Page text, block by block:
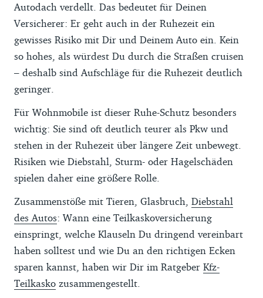
Autodach verdellt. Das bedeutet für Deinen
Versicherer: Er geht auch in der Ruhezeit ein
gewisses Risiko mit Dir und Deinem Auto ein. Kein
so hohes, als würdest Du durch die Straßen cruisen
– deshalb sind Aufschläge für die Ruhezeit deutlich
geringer.
Für Wohnmobile ist dieser Ruhe-Schutz besonders
wichtig: Sie sind oft deutlich teurer als Pkw und
stehen in der Ruhezeit über längere Zeit unbewegt.
Risiken wie Diebstahl, Sturm- oder Hagelschäden
spielen daher eine größere Rolle.
Zusammenstöße mit Tieren, Glasbruch, Diebstahl
des Autos: Wann eine Teilkaskoversicherung
einspringt, welche Klauseln Du dringend vereinbart
haben solltest und wie Du an den richtigen Ecken
sparen kannst, haben wir Dir im Ratgeber Kfz-
Teilkasko zusammengestellt.